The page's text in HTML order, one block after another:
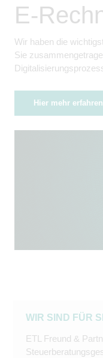
E-
Wir haben die
Sie
Hier mehr erfahren
WIR SIND FÜR
ETL Freund &